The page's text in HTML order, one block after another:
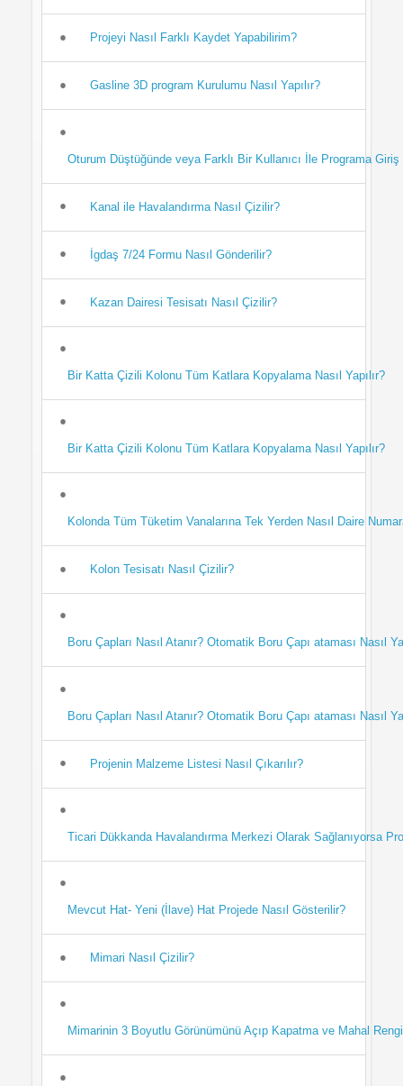
Projeyi Nasıl Farklı Kaydet Yapabilirim?
Gasline 3D program Kurulumu Nasıl Yapılır?
Oturum Düştüğünde veya Farklı Bir Kullanıcı İle Programa
Kanal ile Havalandırma Nasıl Çizilir?
İgdaş 7/24 Formu Nasıl Gönderilir?
Kazan Dairesi Tesisatı Nasıl Çizilir?
Bir Katta Çizili Kolonu Tüm Katlara Kopyalama Nasıl Yapılır?
Bir Katta Çizili Kolonu Tüm Katlara Kopyalama Nasıl Yapılır?
Kolonda Tüm Tüketim Vanalarına Tek Yerden Nasıl Daire
Kolon Tesisatı Nasıl Çizilir?
Boru Çapları Nasıl Atanır? Otomatik Boru Çapı ataması Nasıl
Boru Çapları Nasıl Atanır? Otomatik Boru Çapı ataması Nasıl
Projenin Malzeme Listesi Nasıl Çıkarılır?
Ticari Dükkanda Havalandırma Merkezi Olarak Sağlanıyorsa
Mevcut Hat- Yeni (İlave) Hat Projede Nasıl Gösterilir?
Mimari Nasıl Çizilir?
Mimarinin 3 Boyutlu Görünümünü Açıp Kapatma ve Mahal